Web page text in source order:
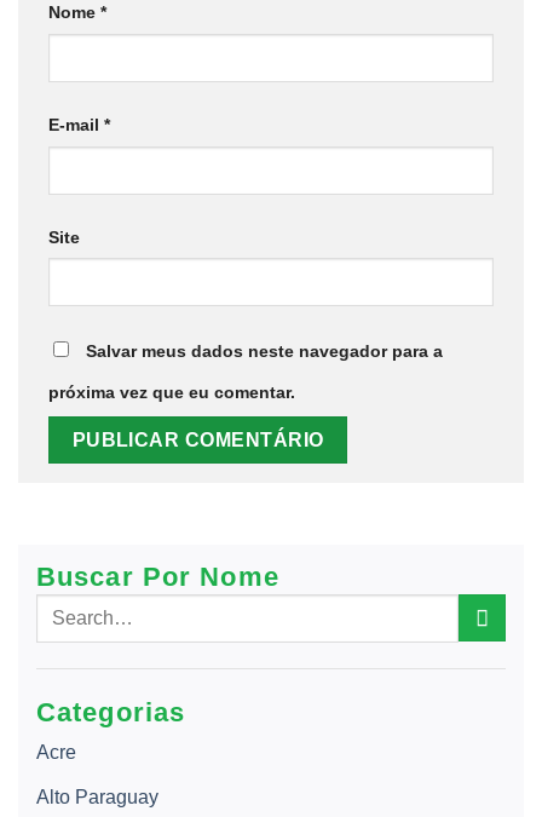
Nome *
E-mail *
Site
Salvar meus dados neste navegador para a
próxima vez que eu comentar.
Buscar Por Nome
Categorias
Acre
Alto Paraguay